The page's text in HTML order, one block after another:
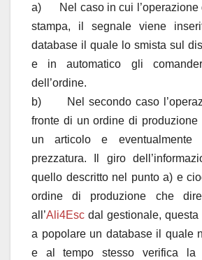
a) Nel caso in cui l’operazione
stampa, il segnale viene
database il quale lo smista sul
e in automatico gli
dell’ordine.
b) Nel secondo caso
fronte di un ordine di produzione
un articolo e
prezzatura. Il giro
quello descritto nel punto a) e
ordine di produzione che
all’Ali4Esc dal gestionale, questa
a popolare un database il quale
e al tempo stesso verifica la